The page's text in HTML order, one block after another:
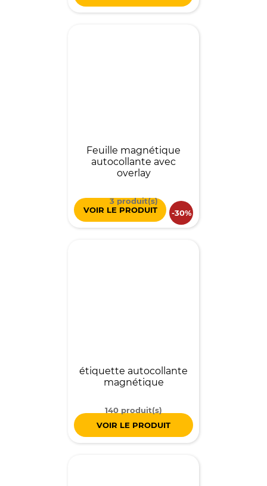
Feuille magnétique
autocollante avec
overlay
3 produit(s)
VOIR LE PRODUIT
-30%
étiquette autocollante
magnétique
140 produit(s)
VOIR LE PRODUIT